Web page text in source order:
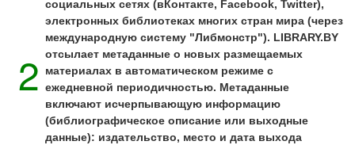
2
социальных сетях (вКонтакте, Facebook, Twitter),
электронных библиотеках многих стран мира (через
международную систему "Либмонстр"). LIBRARY.BY
отсылает метаданные о новых размещаемых
материалах в автоматическом режиме с
ежедневной периодичностью. Метаданные
включают исчерпывающую информацию
(библиографическое описание или выходные
данные): издательство, место и дата выхода